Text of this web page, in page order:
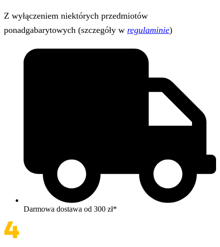
Z wyłączeniem niektórych przedmiotów
ponadgabarytowych (szczegóły w regulaminie)
Darmowa dostawa od 300 zł*